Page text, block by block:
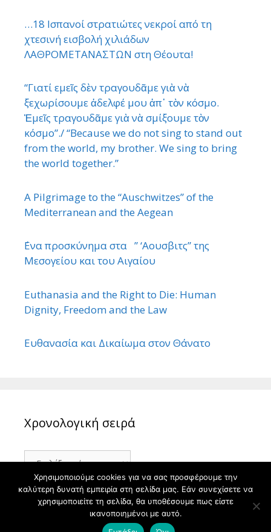
…18 Ισπανοί στρατιώτες νεκροί από τη
χτεσινή εισβολή χιλιάδων
ΛΑΘΡΟΜΕΤΑΝΑΣΤΩΝ στη Θέουτα!
“Γιατί εμεῖς δὲν τραγουδᾶμε γιὰ νὰ
ξεχωρίσουμε ἀδελφέ μου ἀπ᾿ τὸν κόσμο.
Ἐμεῖς τραγουδᾶμε γιὰ νὰ σμίξουμε τὸν
κόσμο”./ “Because we do not sing to stand out
from the world, my brother. We sing to bring
the world together.”
A Pilgrimage to the “Auschwitzes” of the
Mediterranean and the Aegean
΄Ενα προσκύνημα στα ” ‘Αουσβιτς” της
Μεσογείου και του Αιγαίου
Euthanasia and the Right to Die: Human
Dignity, Freedom and the Law
Ευθανασία και Δικαίωμα στον Θάνατο
Χρονολογική σειρά
Χρονολογική
σειρά
Χρησιμοποιούμε cookies για να σας προσφέρουμε την
καλύτερη δυνατή εμπειρία στη σελίδα μας. Εάν συνεχίσετε να
χρησιμοποιείτε τη σελίδα, θα υποθέσουμε πως είστε
ικανοποιημένοι με αυτό.